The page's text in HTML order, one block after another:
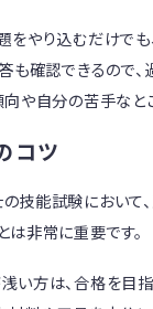
やり込むだけでも
答も確認できるので
や自分の苦手なと
コツ
技能試験において
は非常に重要です。
い方は、合格を目